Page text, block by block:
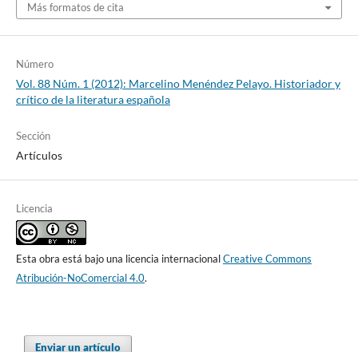
Más formatos de cita
Número
Vol. 88 Núm. 1 (2012): Marcelino Menéndez Pelayo. Historiador y
crítico de la literatura española
Sección
Artículos
Licencia
Esta obra está bajo una licencia internacionalCreative Commons
Atribución-NoComercial 4.0.
Enviar un artículo